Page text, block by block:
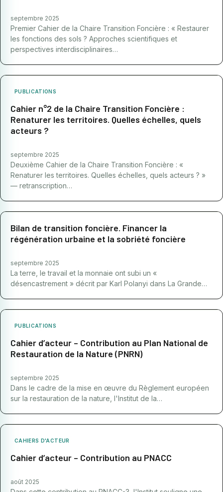
septembre 2025
Premier Cahier de la Chaire Transition Foncière : « Restaurer
les fonctions des sols ? Approches scientifiques et
perspectives interdisciplinaires…
PUBLICATIONS
Cahier n°2 de la Chaire Transition Foncière :
Renaturer les territoires. Quelles échelles, quels
acteurs ?
septembre 2025
Deuxième Cahier de la Chaire Transition Foncière : «
Renaturer les territoires. Quelles échelles, quels acteurs ? »
— retranscription…
Bilan de transition foncière. Financer la
régénération urbaine et la sobriété foncière
septembre 2025
La terre, le travail et la monnaie ont subi un «
désencastrement » décrit par Karl Polanyi dans La Grande…
PUBLICATIONS
Cahier d’acteur – Contribution au Plan National de
Restauration de la Nature (PNRN)
septembre 2025
Dans le cadre de la mise en œuvre du Règlement européen
sur la restauration de la nature, l'Institut de la…
CAHIERS D'ACTEUR
Cahier d’acteur – Contribution au PNACC
août 2025